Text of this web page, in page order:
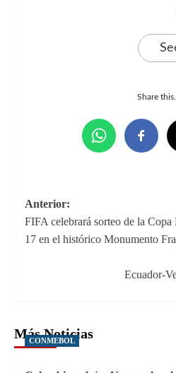
Share this...
Navegación
de
Anterior:
FIFA celebrará sorteo de la
17 en el histórico Monumento
Ecuador-
Más Noticias
CONMEBOL